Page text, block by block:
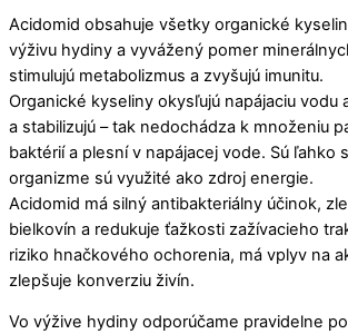
Acidomid obsahuje všetky organické
výživu hydiny a vyvážený pomer
stimulujú metabolizmus a zvyšujú imunitu.
Organické kyseliny okysľujú napájaciu vodu
a stabilizujú – tak nedochádza k množeniu
baktérií a plesní v napájacej vode. Sú ľahko
organizme sú využité ako zdroj energie.
Acidomid má silný antibakteriálny účinok,
bielkovín a redukuje ťažkosti zažívacieho
riziko hnačkového ochorenia, má vplyv na
zlepšuje konverziu živín.
Vo výžive hydiny odporúčame pravidelne